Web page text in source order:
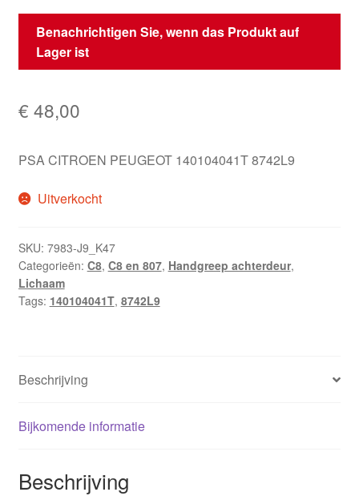
Benachrichtigen Sie, wenn das Produkt auf
Lager ist
€ 48,00
PSA CITROEN PEUGEOT 140104041T 8742L9
Uitverkocht
SKU: 7983-J9_K47
Categorieën: C8, C8 en 807, Handgreep achterdeur,
Lichaam
Tags: 140104041T, 8742L9
Beschrijving
Bijkomende informatie
Beschrijving